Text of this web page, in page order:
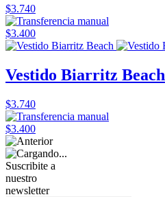
$3.740
$3.400
Vestido Biarritz Beach
$3.740
$3.400
Suscribite a
nuestro
newsletter